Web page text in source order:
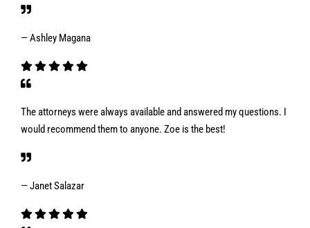
— Ashley Magana
The attorneys were always available and answered my questions. I
would recommend them to anyone. Zoe is the best!
— Janet Salazar